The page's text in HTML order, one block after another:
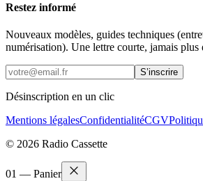
Restez informé
Nouveaux modèles, guides techniques
numérisation). Une lettre courte, jamais plus
S’inscrire
Désinscription en un clic
Mentions légalesConfidentialitéCGV
© 2026 Radio Cassette
01 — Panier